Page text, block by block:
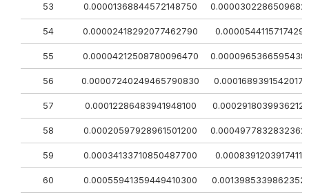
53 0.00001368844572148750
54 0.00002418292077462790
55 0.00004212508780096470
56 0.00007240249465790830
57 0.00012286483941948100
58 0.00020597928961501200
59 0.00034133710850487700
60 0.00055941359449410300